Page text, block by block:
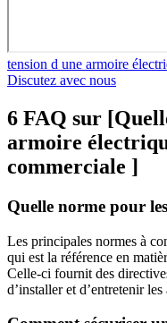
tension d une armoire
Discutez avec nous
6 FAQ sur
armoire
commerciale ]
Quelle norme pour
Les principales normes à
qui est la référence en
Celle-ci fournit des
d’installer et d’entretenir